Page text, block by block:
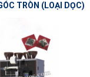
TRÒN (LOẠI DỌC)